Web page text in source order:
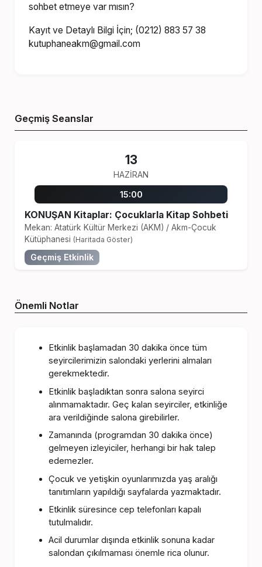
sohbet etmeye var mısın?
Kayıt ve Detaylı Bilgi İçin; (0212) 883 57 38
kutuphaneakm@gmail.com
Geçmiş Seanslar
13
HAZIRAN
15:00
KONUŞAN Kitaplar: Çocuklarla Kitap Sohbeti
Mekan: Atatürk Kültür Merkezi (AKM) / Akm-Çocuk
Kütüphanesi (Haritada Göster)
Geçmiş Etkinlik
Önemli Notlar
Etkinlik başlamadan 30 dakika önce tüm
seyircilerimizin salondaki yerlerini almaları
gerekmektedir.
Etkinlik başladıktan sonra salona seyirci
alınmamaktadır. Geç kalan seyirciler, etkinliğe
ara verildiğinde salona girebilirler.
Zamanında (programdan 30 dakika önce)
gelmeyen izleyiciler, herhangi bir hak talep
edemezler.
Çocuk ve yetişkin oyunlarımızda yaş aralığı
tanıtımların yapıldığı sayfalarda yazmaktadır.
Etkinlik süresince cep telefonları kapalı
tutulmalıdır.
Acil durumlar dışında etkinlik sonuna kadar
salondan çıkılmaması önemle rica olunur.